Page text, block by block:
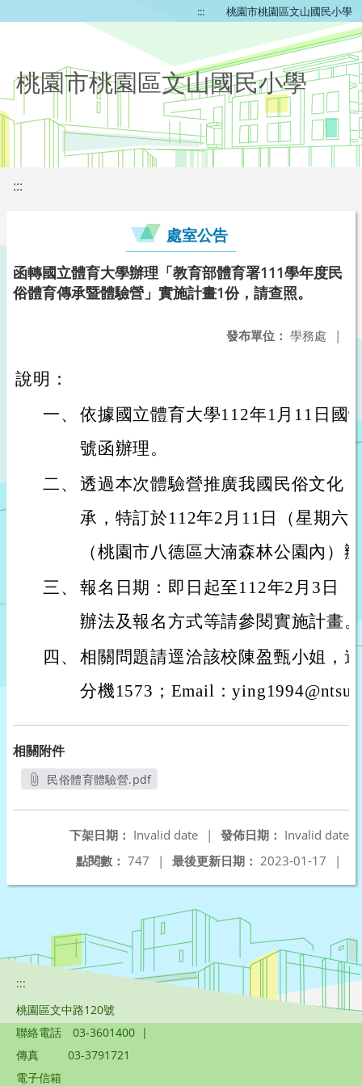
::: 桃園市桃園區文山國民小學
桃園市桃園區文山國民小學
:::
處室公告
函轉國立體育大學辦理「教育部體育署111學年度民
俗體育傳承暨體驗營」實施計畫1份，請查照。
發布單位： 學務處 |
說明：
一、 依據國立體育大學112年1月11日國
號函辦理。
二、 透過本次體驗營推廣我國民俗文化
承，特訂於112年2月11日（星期六
（桃園市八德區大湳森林公園內）
三、 報名日期：即日起至112年2月3日
辦法及報名方式等請參閱實施計畫。
四、 相關問題請逕洽該校陳盈甄小姐，
分機1573；Email：
相關附件
民俗體育體驗營.pdf
發佈日期： Invalid date
下架日期： Invalid date
|
最後更新日期： 2023-01-17 |
點閱數： 747 |
:::
桃園區文中路120號
聯絡電話
03-3601400 |
傳真
03-3791721
電子信箱